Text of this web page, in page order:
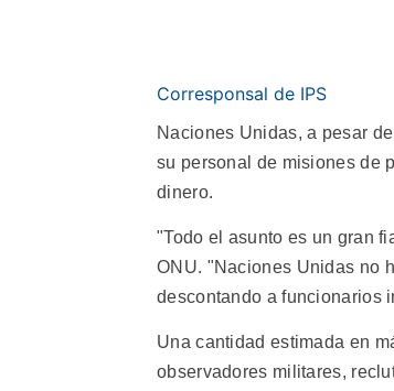
Corresponsal de IPS
Naciones Unidas, a pesar
su personal de misiones de
dinero.
"Todo el asunto es un gran
ONU. "Naciones Unidas no
descontando a funcionarios
Una cantidad estimada en
observadores militares,